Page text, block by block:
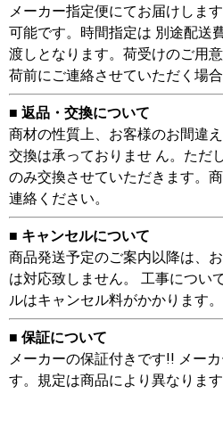
メーカー指定便にてお届けしま
可能です。時間指定は 別途配送
渡しとなります。荷受けのご用
荷前にご連絡させていただく場合
■ 返品・交換について
商材の性質上、お客様のお間違
交換は承っておりませ ん。ただ
のみ交換させていただきます。
連絡ください。
■ キャンセルについて
商品発送予定のご案内以降は、
は対応致しません。 工事につい
ルはキャンセル料がかかります。
■ 保証について
メーカーの保証付きです!! メー
す。規定は商品により異なります